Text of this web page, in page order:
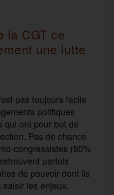
la CGT ce
une lutte
pas toujours facile
politiques
qui ont pour but de
Pas de chance
congressistes (80%
parfois
de pouvoir dont ils
les enjeux.